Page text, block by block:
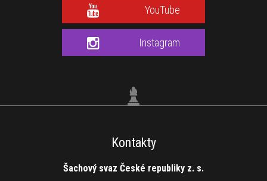
YouTube
Instagram
Kontakty
Šachový svaz České republiky z. s.